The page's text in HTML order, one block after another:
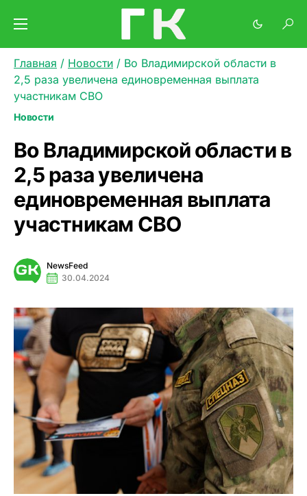
Главная / Новости / Во Владимирской области в
2,5 раза увеличена единовременная выплата
участникам СВО
Новости
Во Владимирской области в
2,5 раза увеличена
единовременная выплата
участникам СВО
NewsFeed
30.04.2024